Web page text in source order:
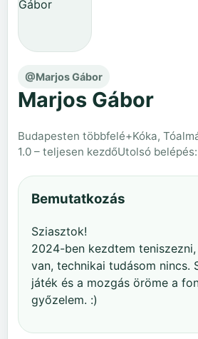
@Marjos Gábor
Marjos Gábor
Budapesten többfelé+Kóka,
1.0 – teljesen kezdőUtolsó
Bemutatkozás
Sziasztok!
2024-ben kezdtem
van, technikai tudásom nincs.
játék és a mozgás öröme a
győzelem. :)